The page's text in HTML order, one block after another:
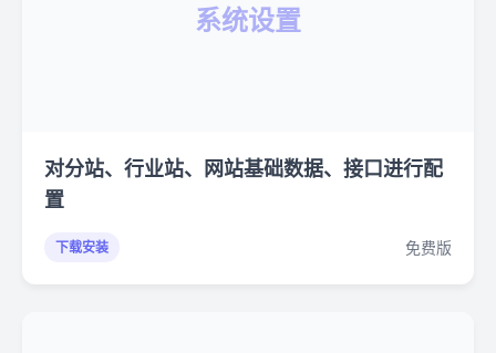
系统设置
对分站、行业站、网站基础数据、接口进行配
置
下载安装 免费版